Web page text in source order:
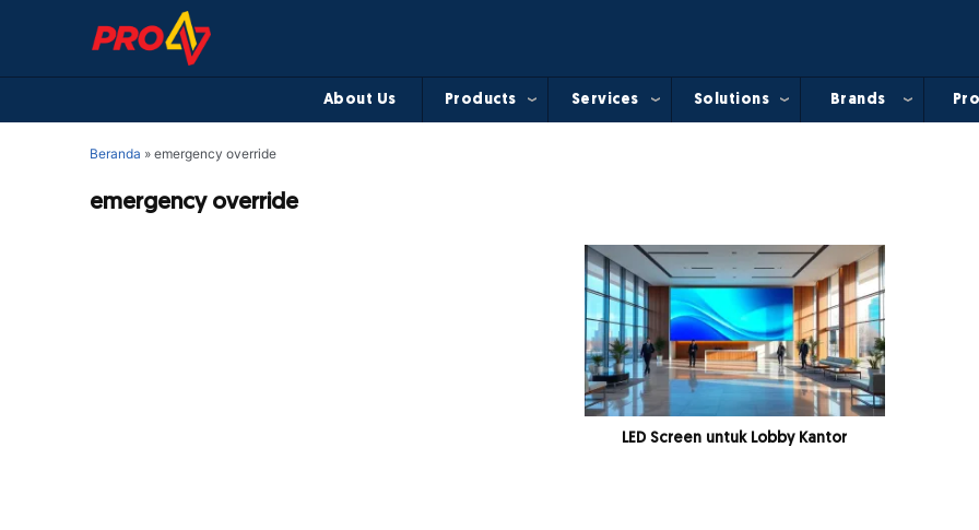
About Us Products Services Solutions Brands
Beranda » emergency override
emergency override
LED Screen untuk Lobby Kantor